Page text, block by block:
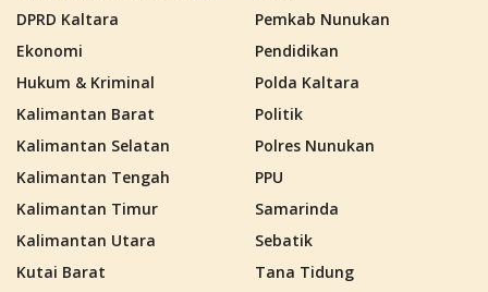
DPRD Kaltara
Ekonomi
Hukum & Kriminal
Kalimantan Barat
Kalimantan Selatan
Kalimantan Tengah
Kalimantan Timur
Kalimantan Utara
Kutai Barat
Pemkab Nunukan
Pendidikan
Polda Kaltara
Politik
Polres Nunukan
PPU
Samarinda
Sebatik
Tana Tidung